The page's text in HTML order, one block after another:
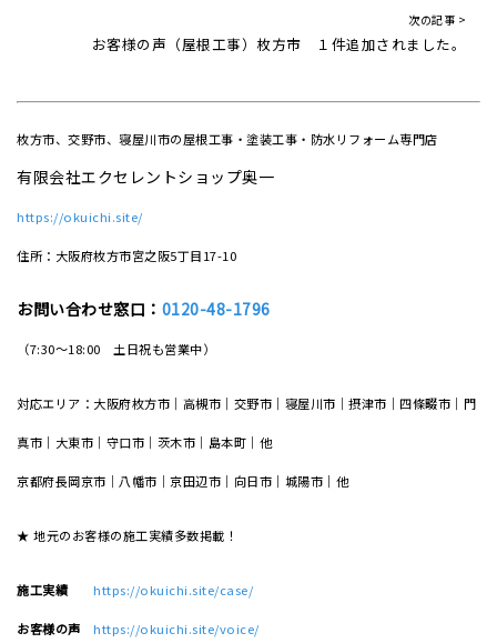
次の記事 >
お客様の声（屋根工事）枚方市 １件追加されました。
枚方市、交野市、寝屋川市の屋根工事・塗装工事・防水リフォーム専門店
有限会社エクセレントショップ奥一
https://okuichi.site/
住所：大阪府枚方市宮之阪5丁目17-10
お問い合わせ窓口： 0120-48-1796
（7:30～18:00 土日祝も営業中）
対応エリア：大阪府枚方市｜高槻市｜交野市｜寝屋川市｜摂津市｜四條畷市｜門
真市｜大東市｜守口市｜茨木市｜島本町｜他
京都府長岡京市｜八幡市｜京田辺市｜向日市｜城陽市｜他
★ 地元のお客様の施工実績多数掲載！
施工実績 https://okuichi.site/case/
お客様の声 https://okuichi.site/voice/